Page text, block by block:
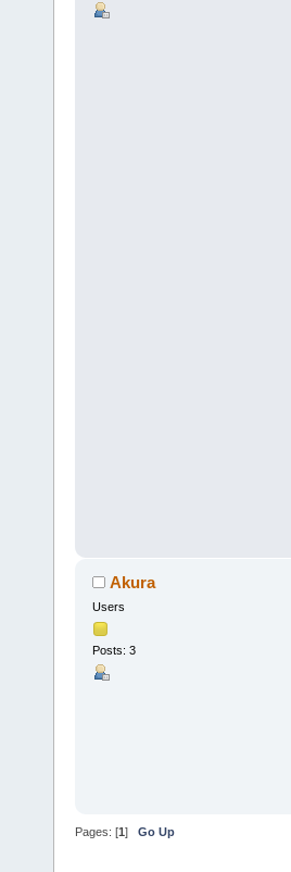
Akura
Users
Posts: 3
Pages: [1] Go Up